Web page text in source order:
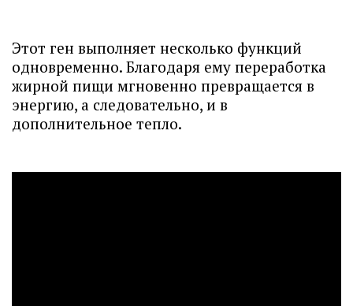
Этот ген выполняет несколько функций
одновременно. Благодаря ему переработка
жирной пищи мгновенно превращается в
энергию, а следовательно, и в
дополнительное тепло.